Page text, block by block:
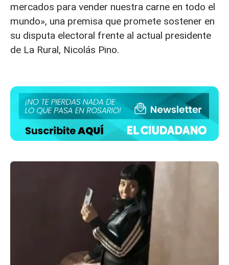
mercados para vender nuestra carne en todo el
mundo», una premisa que promete sostener en
su disputa electoral frente al actual presidente
de La Rural, Nicolás Pino.